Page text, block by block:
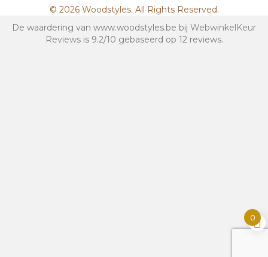
© 2026 Woodstyles. All Rights Reserved.
De waardering van www.woodstyles.be bij WebwinkelKeur
Reviewsis 9.2/10 gebaseerd op 12 reviews.
0